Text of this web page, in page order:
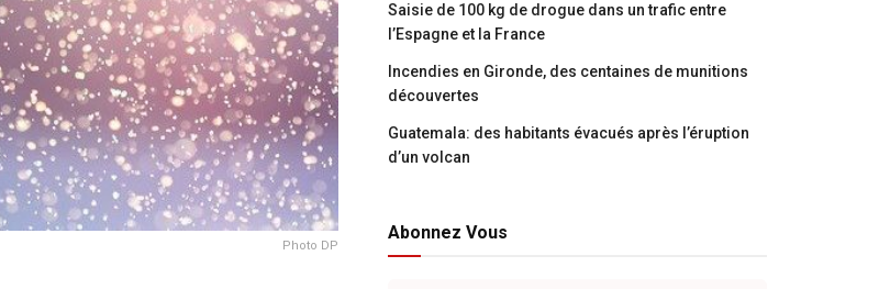
Photo DP
Saisie de 100 kg de drogue dans un trafic entre
l’Espagne et la France
Incendies en Gironde, des centaines de munitions
découvertes
Guatemala: des habitants évacués après l’éruption
d’un volcan
Abonnez Vous